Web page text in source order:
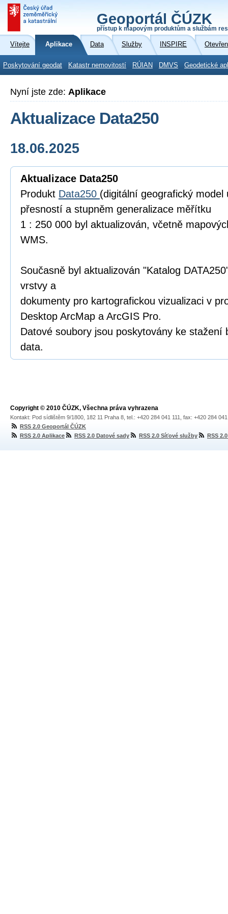
Geoportál ČÚZK
přístup k mapovým produktům a službám
Vítejte Aplikace Data Služby INSPIRE
Poskytování geodat Katastr nemovitostí RÚIAN DMVS Geodetické
Nyní jste zde: Aplikace
Aktualizace Data250
18.06.2025
Aktualizace Data250
Produkt Data250 (digitální geografický
přesností a stupněm generalizace měřítku
1 : 250 000 byl aktualizován, včetně
WMS.
Současně byl aktualizován "Katalog
vrstvy a
dokumenty pro kartografickou vizualizaci v
Desktop ArcMap a ArcGIS Pro.
Datové soubory jsou poskytovány ke stažení
data.
Copyright © 2010 ČÚZK, Všechna práva vyhrazena
Kontakt: Pod sídlištěm 9/1800, 182 11 Praha 8, tel.: +420 284 041 111, fax: +420 284
RSS 2.0 Geoportál ČÚZK
RSS 2.0 Aplikace
RSS 2.0 Datové sady RSS 2.0 Síťové služby RSS